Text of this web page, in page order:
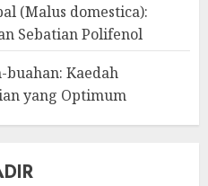
(Malus domestica):
Sebatian Polifenol
Kaedah
yang Optimum